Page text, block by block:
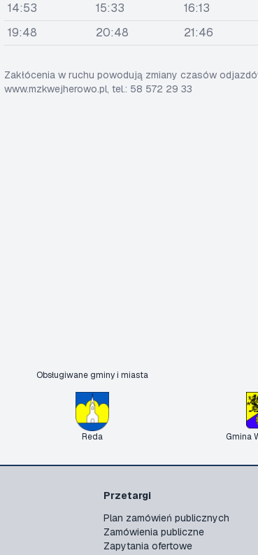
14:53
15:33 16:13
19:48
20:48 21:46
Zakłócenia w ruchu powodują zmiany czasów
www.mzkwejherowo.pl, tel.: 58 572 29 33
Obsługiwane gminy i miasta
Reda Gmina
Przetargi
Plan zamówień publicznych
Zamówienia publiczne
Zapytania ofertowe